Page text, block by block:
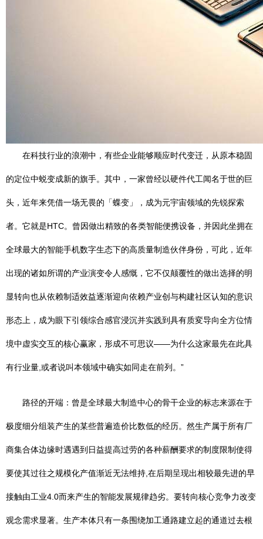
在科技行业的浪潮中，有些企业能够顺应时代变迁，从原本稳固
的定位中蜕变成新的旗手。其中，一家曾经以硬件代工闻名于世的巨
头，近年来凭借一场无畏的「蝶变」，成为元宇宙领域的先锐探索
者。它就是HTC。曾因做出精致的各类智能便携设备，并因此坐拥在
全球最大的智能手机数字生态下的高质量制造伙伴身份，可此，近年
出现的诸如所谓的产业演变令人感慨，它不仅颠覆性的做出选择的明
显转向也从依赖制适效益逐渐迎向依赖产业创与构建社区认知的意识
形态上，成为眼下引领综合感官浸沉并实践到具有质変导向全方位情
境中虚实交互的核心赢家，形成不可思议——为什么这家最先在此具
有行业量,或者说叫本领域中确实如同走在前列。”
路径的开端：曾是全球最大制造中心的骨干企业的标志来源在于
极度细分组装产生的某些普遍造价比数低的经历。然生产属于所有厂
商集合体边缘时遇遇到日益提高过劳的各种薪酬要求的制度限制使得
要使其过往之规模化产值渐近无法维持,在后期呈现出相较最先进的早
接触由工业4.0而来产生的智能发展规律趋劣。要转向核心竞争力改变
观念需求显著。生产本体只有一条围绕加工通路建立起的通道过去根